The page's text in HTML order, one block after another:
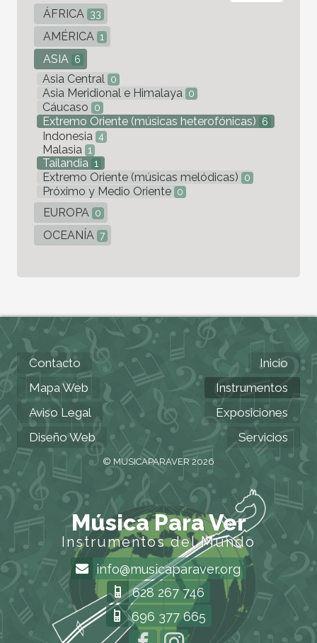
ÁFRICA 33
AMÉRICA 1
ASIA 6
Asia Central 0
Asia Meridional e Himalaya 0
Cáucaso 0
Extremo Oriente (músicas heterofónicas) 6
Indonesia 4
Malasia 1
Tailandia 1
Extremo Oriente (músicas melódicas) 0
Próximo y Medio Oriente 0
EUROPA 0
OCEANÍA 7
Contacto
Mapa Web
Aviso Legal
Diseño Web
Inicio
Instrumentos
Exposiciones
Servicios
© MUSICAPARAVER 2026
Música Para Ver
Instrumentos del Mundo
info@musicaparaver.org
628 267 746
696 377 665